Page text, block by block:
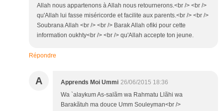
Allah nous appartenons à Allah nous retournerons.<br /> <br />
qu'Allah lui fasse miséricorde et facilite aux parents.<br /> <br />
Soubrana Allah <br /> <br /> Barak Allah ofiki pour cette
information oukhty<br /> <br /> qu'Allah accepte ton jeune.
Répondre
A Apprends Moi Ummi 26/06/2015 18:36
Wa `alaykum As-salãm wa Rahmatu Llãhi wa
Barakãtuh ma douce Umm Souleyman<br />